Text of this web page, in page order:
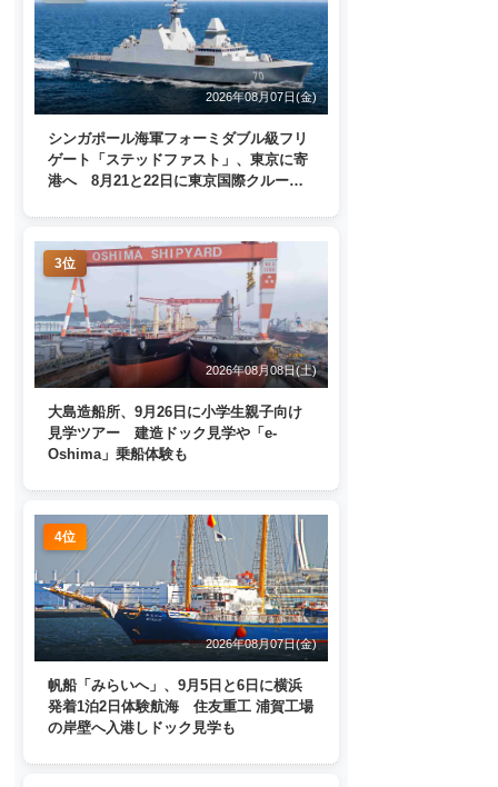
2026年08月07日(金)
シンガポール海軍フォーミダブル級フリ
ゲート「ステッドファスト」、東京に寄
港へ 8月21と22日に東京国際クルーズ
3位
2026年08月08日(土)
大島造船所、9月26日に小学生親子向け
見学ツアー 建造ドック見学や「e-
Oshima」乗船体験も
4位
2026年08月07日(金)
帆船「みらいへ」、9月5日と6日に横浜
発着1泊2日体験航海 住友重工 浦賀工場
の岸壁へ入港しドック見学も